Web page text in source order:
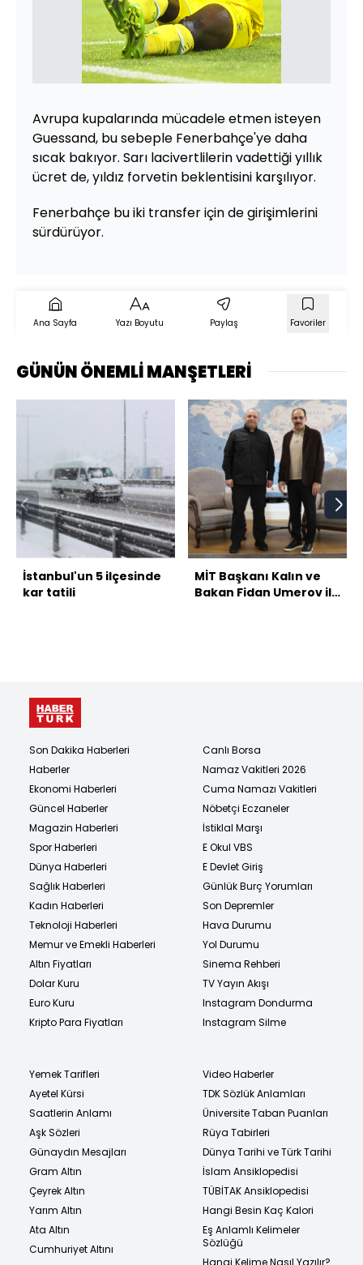
Avrupa kupalarında mücadele etmen isteyen
Guessand, bu sebeple Fenerbahçe'ye daha
sıcak bakıyor. Sarı lacivertlilerin vadettiği yıllık
ücret de, yıldız forvetin beklentisini karşılıyor.
Fenerbahçe bu iki transfer için de girişimlerini
sürdürüyor.
Ana Sayfa Yazı Boyutu Paylaş Favoriler
GÜNÜN ÖNEMLİ MANŞETLERİ
İstanbul'un 5 ilçesinde
kar tatili
MİT Başkanı Kalın ve
Bakan Fidan Umerov ile
Son Dakika Haberleri
Haberler
Ekonomi Haberleri
Güncel Haberler
Magazin Haberleri
Spor Haberleri
Dünya Haberleri
Sağlık Haberleri
Kadın Haberleri
Teknoloji Haberleri
Memur ve Emekli Haberleri
Altın Fiyatları
Dolar Kuru
Euro Kuru
Kripto Para Fiyatları
Canlı Borsa
Namaz Vakitleri 2026
Cuma Namazı Vakitleri
Nöbetçi Eczaneler
İstiklal Marşı
E Okul VBS
E Devlet Giriş
Günlük Burç Yorumları
Son Depremler
Hava Durumu
Yol Durumu
Sinema Rehberi
TV Yayın Akışı
Instagram Dondurma
Instagram Silme
Yemek Tarifleri
Ayetel Kürsi
Saatlerin Anlamı
Aşk Sözleri
Günaydın Mesajları
Gram Altın
Çeyrek Altın
Yarım Altın
Ata Altın
Cumhuriyet Altını
Video Haberler
TDK Sözlük Anlamları
Üniversite Taban Puanları
Rüya Tabirleri
Dünya Tarihi ve Türk Tarihi
İslam Ansiklopedisi
TÜBİTAK Ansiklopedisi
Hangi Besin Kaç Kalori
Eş Anlamlı Kelimeler
Sözlüğü
Hangi Kelime Nasıl Yazılır?